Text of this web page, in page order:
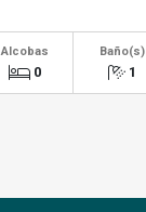
Alcobas
0
Baño(s)
1